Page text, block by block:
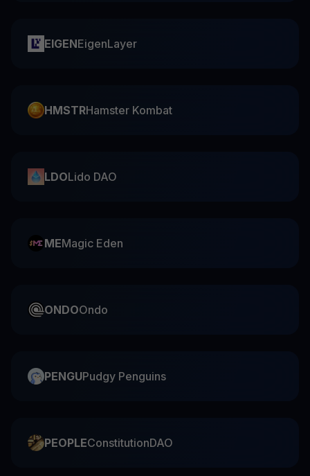
EIGENEigenLayer
HMSTRHamster Kombat
LDOLido DAO
MEMagic Eden
ONDOOndo
PENGUPudgy Penguins
PEOPLEConstitutionDAO